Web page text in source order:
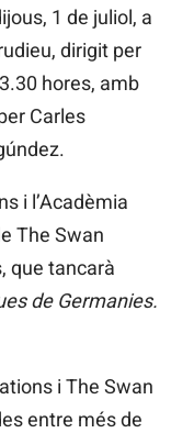
1 de juliol, a
dirigit per
hores, amb
Carles
i l’Acadèmia
The Swan
que tancarà
de Germanies.
i The Swan
entre més de